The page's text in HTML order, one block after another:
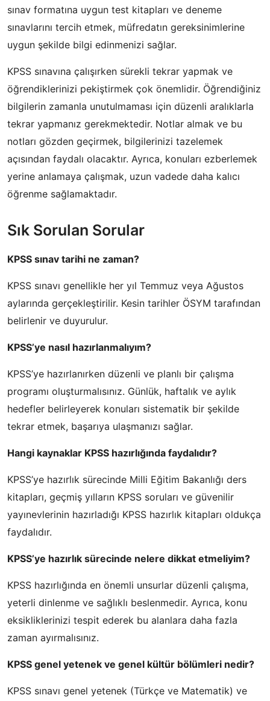
sınav formatına uygun test kitapları ve deneme
sınavlarını tercih etmek, müfredatın gereksinimlerine
uygun şekilde bilgi edinmenizi sağlar.
KPSS sınavına çalışırken sürekli tekrar yapmak ve
öğrendiklerinizi pekiştirmek çok önemlidir. Öğrendiğiniz
bilgilerin zamanla unutulmaması için düzenli aralıklarla
tekrar yapmanız gerekmektedir. Notlar almak ve bu
notları gözden geçirmek, bilgilerinizi tazelemek
açısından faydalı olacaktır. Ayrıca, konuları ezberlemek
yerine anlamaya çalışmak, uzun vadede daha kalıcı
öğrenme sağlamaktadır.
Sık Sorulan Sorular
KPSS sınav tarihi ne zaman?
KPSS sınavı genellikle her yıl Temmuz veya Ağustos
aylarında gerçekleştirilir. Kesin tarihler ÖSYM tarafından
belirlenir ve duyurulur.
KPSS’ye nasıl hazırlanmalıyım?
KPSS’ye hazırlanırken düzenli ve planlı bir çalışma
programı oluşturmalısınız. Günlük, haftalık ve aylık
hedefler belirleyerek konuları sistematik bir şekilde
tekrar etmek, başarıya ulaşmanızı sağlar.
Hangi kaynaklar KPSS hazırlığında faydalıdır?
KPSS’ye hazırlık sürecinde Milli Eğitim Bakanlığı ders
kitapları, geçmiş yılların KPSS soruları ve güvenilir
yayınevlerinin hazırladığı KPSS hazırlık kitapları oldukça
faydalıdır.
KPSS’ye hazırlık sürecinde nelere dikkat etmeliyim?
KPSS hazırlığında en önemli unsurlar düzenli çalışma,
yeterli dinlenme ve sağlıklı beslenmedir. Ayrıca, konu
eksikliklerinizi tespit ederek bu alanlara daha fazla
zaman ayırmalısınız.
KPSS genel yetenek ve genel kültür bölümleri nedir?
KPSS sınavı genel yetenek (Türkçe ve Matematik) ve